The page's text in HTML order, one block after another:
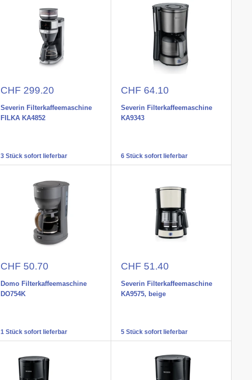
Aktionspreis
CHF 299.20
Severin Filterkaffeemaschine
FILKA KA4852
3 Stück sofort lieferbar
Aktionspreis
CHF 64.10
Severin Filterkaffeemaschine
KA9343
6 Stück sofort lieferbar
Aktionspreis
CHF 50.70
Domo Filterkaffeemaschine
DO754K
1 Stück sofort lieferbar
Aktionspreis
CHF 51.40
Severin Filterkaffeemaschine
KA9575, beige
5 Stück sofort lieferbar